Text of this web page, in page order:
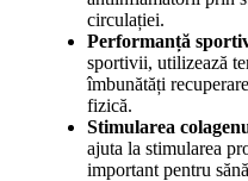
circulației.
Performanță
sportivii, utilizează
îmbunătăți
fizică.
Stimularea
ajuta la stimularea
important pentru